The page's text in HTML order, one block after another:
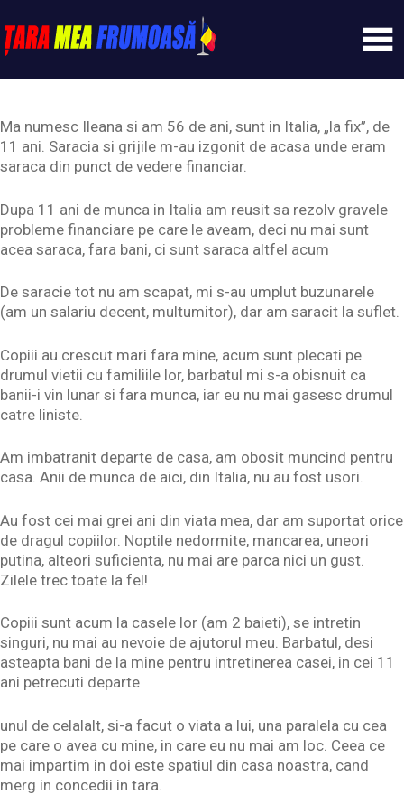
to
content
Tarameafrumoasa
Ma numesc Ileana si am 56 de ani, sunt in Italia, „la fix”, de
11 ani. Saracia si grijile m-au izgonit de acasa unde eram
saraca din punct de vedere financiar.
Dupa 11 ani de munca in Italia am reusit sa rezolv gravele
probleme financiare pe care le aveam, deci nu mai sunt
acea saraca, fara bani, ci sunt saraca altfel acum
De saracie tot nu am scapat, mi s-au umplut buzunarele
(am un salariu decent, multumitor), dar am saracit la suflet.
Copiii au crescut mari fara mine, acum sunt plecati pe
drumul vietii cu familiile lor, barbatul mi s-a obisnuit ca
banii-i vin lunar si fara munca, iar eu nu mai gasesc drumul
catre liniste.
Am imbatranit departe de casa, am obosit muncind pentru
casa. Anii de munca de aici, din Italia, nu au fost usori.
Au fost cei mai grei ani din viata mea, dar am suportat orice
de dragul copiilor. Noptile nedormite, mancarea, uneori
putina, alteori suficienta, nu mai are parca nici un gust.
Zilele trec toate la fel!
Copiii sunt acum la casele lor (am 2 baieti), se intretin
singuri, nu mai au nevoie de ajutorul meu. Barbatul, desi
asteapta bani de la mine pentru intretinerea casei, in cei 11
ani petrecuti departe
unul de celalalt, si-a facut o viata a lui, una paralela cu cea
pe care o avea cu mine, in care eu nu mai am loc. Ceea ce
mai impartim in doi este spatiul din casa noastra, cand
merg in concedii in tara.